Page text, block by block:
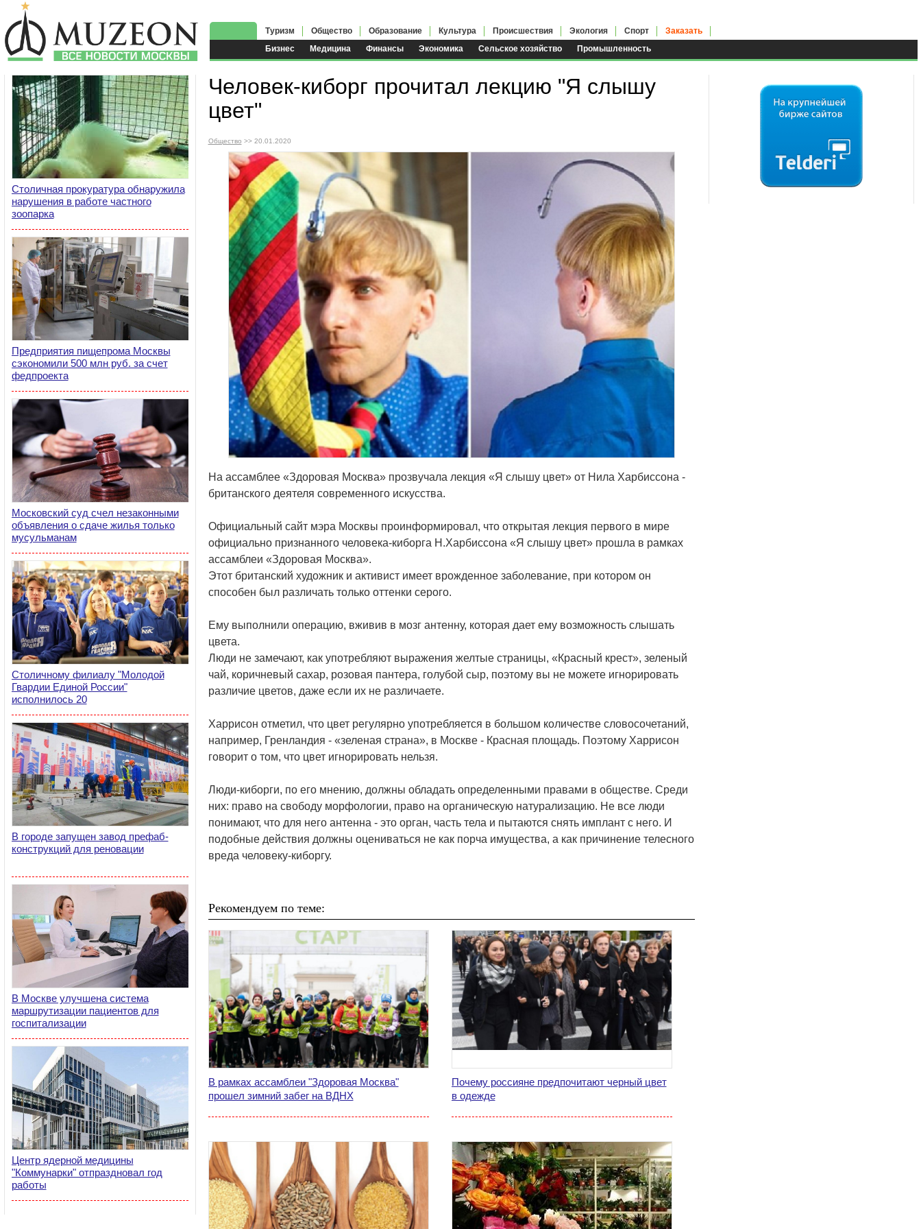
Бизнес Медицина Финансы Экономика Сельское хозяйство Промышленность
Туризм Общество Образование Культура Происшествия Экология Спорт Заказать
Столичная прокуратура обнаружила
нарушения в работе частного
зоопарка
Предприятия пищепрома Москвы
сэкономили 500 млн руб. за счет
федпроекта
Московский суд счел незаконными
объявления о сдаче жилья только
мусульманам
Столичному филиалу "Молодой
Гвардии Единой России"
исполнилось 20
В городе запущен завод префаб-
конструкций для реновации
В Москве улучшена система
маршрутизации пациентов для
госпитализации
Центр ядерной медицины
"Коммунарки" отпраздновал год
работы
Человек-киборг прочитал лекцию "Я слышу
цвет"
Общество >> 20.01.2020
На ассамблее «Здоровая Москва» прозвучала лекция «Я слышу цвет» от Нила Харбиссона -
британского деятеля современного искусства.
Официальный сайт мэра Москвы проинформировал, что открытая лекция первого в мире
официально признанного человека-киборга Н.Харбиссона «Я слышу цвет» прошла в рамках
ассамблеи «Здоровая Москва».
Этот британский художник и активист имеет врожденное заболевание, при котором он
способен был различать только оттенки серого.
Ему выполнили операцию, вживив в мозг антенну, которая дает ему возможность слышать
цвета.
Люди не замечают, как употребляют выражения желтые страницы, «Красный крест», зеленый
чай, коричневый сахар, розовая пантера, голубой сыр, поэтому вы не можете игнорировать
различие цветов, даже если их не различаете.
Харрисон отметил, что цвет регулярно употребляется в большом количестве словосочетаний,
например, Гренландия - «зеленая страна», в Москве - Красная площадь. Поэтому Харрисон
говорит о том, что цвет игнорировать нельзя.
Люди-киборги, по его мнению, должны обладать определенными правами в обществе. Среди
них: право на свободу морфологии, право на органическую натурализацию. Не все люди
понимают, что для него антенна - это орган, часть тела и пытаются снять имплант с него. И
подобные действия должны оцениваться не как порча имущества, а как причинение телесного
вреда человеку-киборгу.
Рекомендуем по теме:
В рамках ассамблеи "Здоровая Москва"
прошел зимний забег на ВДНХ
Почему россияне предпочитают черный цвет
в одежде